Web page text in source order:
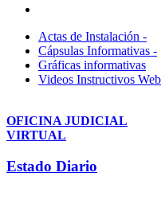
Actas de Instalación -
Cápsulas Informativas -
Gráficas informativas
Videos Instructivos Web
OFICINA JUDICIAL
VIRTUAL
Estado Diario